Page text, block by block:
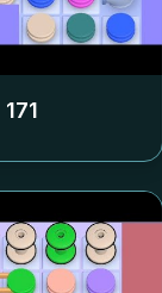
171